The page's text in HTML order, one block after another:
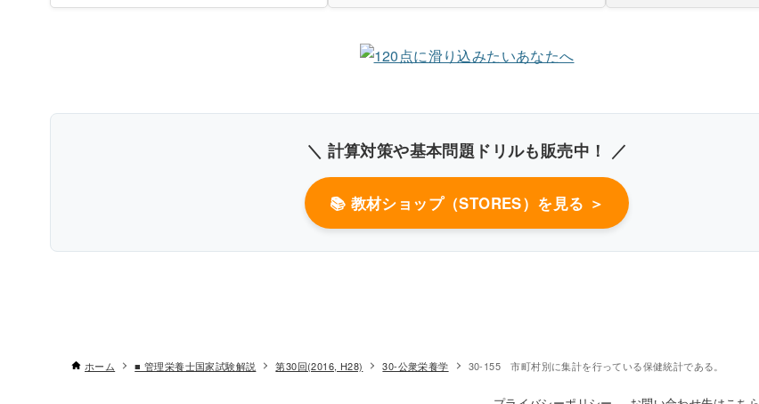
＼ 計算対策や基本問題ドリルも販売中！ ／
📚 教材ショップ（STORES）を見る ＞
ホーム ■ 管理栄養士国家試験解説 第30回(2016, H28) 30-公衆栄養学 30-155 市町村別に集計を行っている保健統計である。